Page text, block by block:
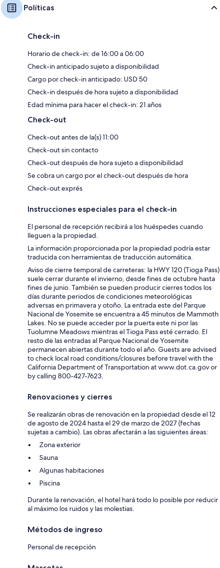
Políticas
Check-in
Horario de check-in: de 16:00 a 06:00
Check-in anticipado sujeto a disponibilidad
Cargo por check-in anticipado: USD 50
Check-in después de hora sujeto a disponibilidad
Edad mínima para hacer el check-in: 21 años
Check-out
Check-out antes de la(s) 11:00
Check-out sin contacto
Check-out después de hora sujeto a disponibilidad
Se cobra un cargo por el check-out después de hora
Check-out exprés
Instrucciones especiales para el check-in
El personal de recepción recibirá a los huéspedes cuando
lleguen a la propiedad.
La información proporcionada por la propiedad podría estar
traducida con herramientas de traducción automática.
Aviso de cierre temporal de carreteras: la HWY 120 (Tioga Pass)
suele cerrar durante el invierno, desde fines de octubre hasta
fines de junio. También se pueden producir cierres todos los
días durante periodos de condiciones meteorológicas
adversas en primavera y otoño. La entrada este del Parque
Nacional de Yosemite se encuentra a 45 minutos de Mammoth
Lakes. No se puede acceder por la puerta este ni por las
Tuolumne Meadows mientras el Tioga Pass esté cerrado. El
resto de las entradas al Parque Nacional de Yosemite
permanecen abiertas durante todo el año. Guests are advised
to check local road conditions/closures before travel with the
California Department of Transportation at www.dot.ca.gov or
by calling 800-427-7623.
Renovaciones y cierres
Se realizarán obras de renovación en la propiedad desde el 12
de agosto de 2024 hasta el 29 de marzo de 2027 (fechas
sujetas a cambio). Las obras afectarán a las siguientes áreas:
Zona exterior
Sauna
Algunas habitaciones
Piscina
Durante la renovación, el hotel hará todo lo posible por reducir
al máximo los ruidos y las molestias.
Métodos de ingreso
Personal de recepción